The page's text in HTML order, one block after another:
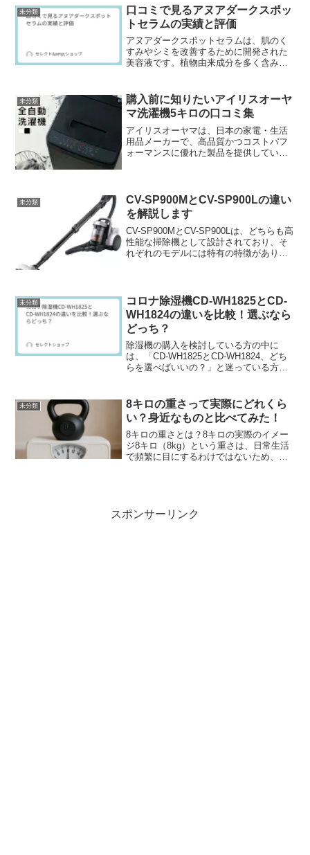
もとに、その評判について考察します。
特に、購入方法や利用者の...
未分類
口コミで見るアヌアダークスポッ
トセラムの実績と評価
アヌアダークスポットセラムは、肌のく
すみやシミを改善するために開発された
美容液です。植物由来成分を多く含み、
未分類
購入前に知りたいアイリスオーヤ
マ洗濯機5キロの口コミ集
アイリスオーヤマは、日本の家電・生活
用品メーカーで、高品質かつコストパフ
ォーマンスに優れた製品を提供している
未分類
CV-SP900MとCV-SP900Lの違い
を解説します
CV-SP900MとCV-SP900Lは、どちらも高
性能な掃除機として設計されており、そ
れぞれのモデルには特有の特徴がありま
未分類
コロナ除湿機CD-WH1825とCD-
WH1824の違いを比較！選ぶなら
どっち？
除湿機の購入を検討している方の中に
は、「CD-WH1825とCD-WH1824、どち
らを選べばいいの？」と迷っている方も
比べて、どんな人にどちらがおすすめな
のか、わか...
未分類
8キロの重さって実際にどれくら
い？身近なものと比べてみた！
8キロの重さとは？8キロの実際のイメー
ジ8キロ（8kg）という重さは、日常生活
で頻繁に目にするわけではないため、実
スポンサーリンク